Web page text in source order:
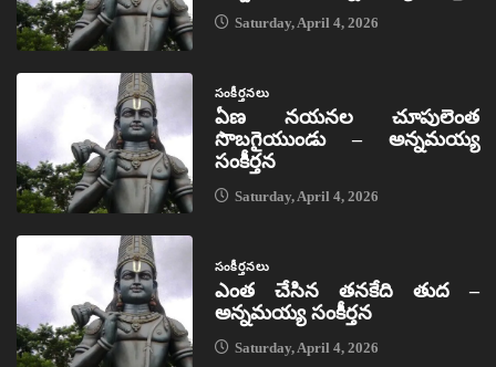
Saturday, April 4, 2026
సంకీర్తనలు
ఏణ నయనల చూపులెంత
సొబగైయుండు – అన్నమయ్య
సంకీర్తన
Saturday, April 4, 2026
సంకీర్తనలు
ఎంత చేసిన తనకేది తుద –
అన్నమయ్య సంకీర్తన
Saturday, April 4, 2026